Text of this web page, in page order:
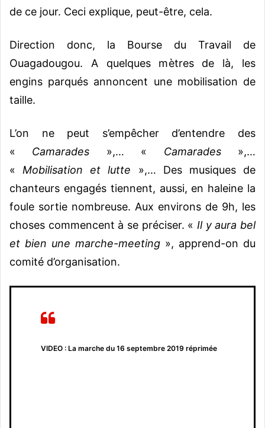
de ce jour. Ceci explique, peut-être, cela.
Direction donc, la Bourse du Travail de
Ouagadougou. A quelques mètres de là, les
engins parqués annoncent une mobilisation de
taille.
L’on ne peut s’empêcher d’entendre des
« Camarades »,… « Camarades»,…
« Mobilisation et lutte »,… Des musiques de
chanteurs engagés tiennent, aussi, en haleine la
foule sortie nombreuse. Aux environs de 9h, les
choses commencent à se préciser. « Il y aura bel
et bien une marche-meeting », apprend-on du
comité d’organisation.
VIDEO : La marche du 16 septembre 2019 réprimée